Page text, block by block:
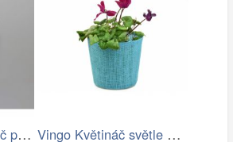
HEIDRUN - Květináč plast 16x16cm různé… Vingo Květináč světle modrý s…